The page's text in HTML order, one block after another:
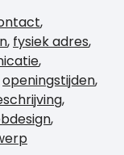
,
, fysiek adres,
,
openingstijden,
,
,